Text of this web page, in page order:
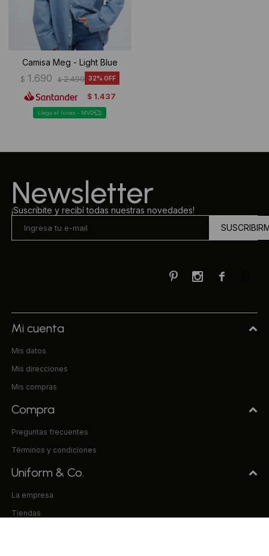
Camisa Meg - Light Blue
$ 1.690 $ 2.490 32
$ 1.437
Llega el lunes - MVD
Newsletter
¡Suscribite y recibí todas nuestras novedades!

 
Mi cuenta
Mis datos
Mis direcciones
Mis compras
Compra
Preguntas frecuentes
Términos y condiciones
Uniform & Co.
La empresa
Tiendas